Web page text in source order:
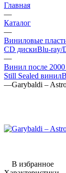
Главная
—
Каталог
—
Виниловые
CD дискиBlu-ray/
—
Винил после 2000
Still Sealed винил
—Garybaldi –
В избранное